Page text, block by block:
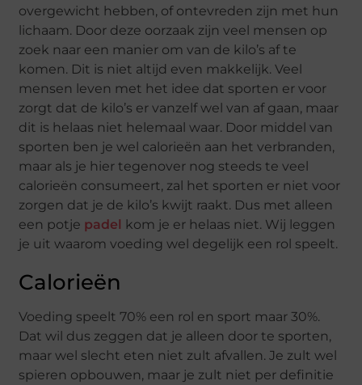
overgewicht hebben, of ontevreden zijn met hun
lichaam. Door deze oorzaak zijn veel mensen op
zoek naar een manier om van de kilo’s af te
komen. Dit is niet altijd even makkelijk. Veel
mensen leven met het idee dat sporten er voor
zorgt dat de kilo’s er vanzelf wel van af gaan, maar
dit is helaas niet helemaal waar. Door middel van
sporten ben je wel calorieën aan het verbranden,
maar als je hier tegenover nog steeds te veel
calorieën consumeert, zal het sporten er niet voor
zorgen dat je de kilo’s kwijt raakt. Dus met alleen
een potje padel kom je er helaas niet. Wij leggen
je uit waarom voeding wel degelijk een rol speelt.
Calorieën
Voeding speelt 70% een rol en sport maar 30%.
Dat wil dus zeggen dat je alleen door te sporten,
maar wel slecht eten niet zult afvallen. Je zult wel
spieren opbouwen, maar je zult niet per definitie